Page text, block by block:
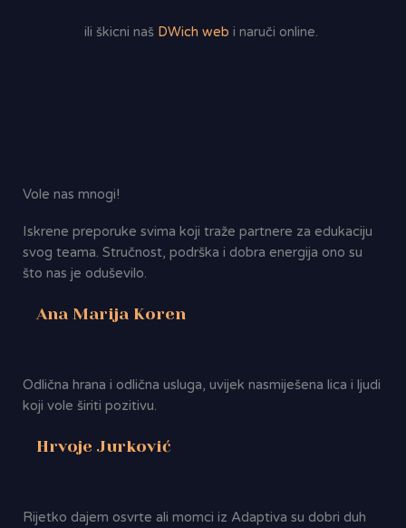
ili škicni naš DWich web i naruči online.
Vole nas mnogi!
Iskrene preporuke svima koji traže partnere za edukaciju
svog teama. Stručnost, podrška i dobra energija ono su
što nas je oduševilo.
Ana Marija Koren
Odlična hrana i odlična usluga, uvijek nasmiješena lica i ljudi
koji vole širiti pozitivu.
Hrvoje Jurković
Rijetko dajem osvrte ali momci iz Adaptiva su dobri duh